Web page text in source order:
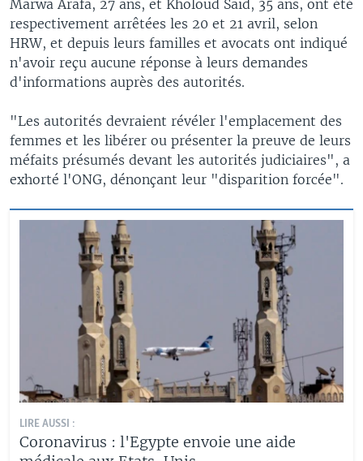
Marwa Arafa, 27 ans, et Kholoud Saïd, 35 ans, ont été
respectivement arrêtées les 20 et 21 avril, selon
HRW, et depuis leurs familles et avocats ont indiqué
n'avoir reçu aucune réponse à leurs demandes
d'informations auprès des autorités.
"Les autorités devraient révéler l'emplacement des
femmes et les libérer ou présenter la preuve de leurs
méfaits présumés devant les autorités judiciaires", a
exhorté l'ONG, dénonçant leur "disparition forcée".
LIRE AUSSI :
Coronavirus : l'Egypte envoie une aide